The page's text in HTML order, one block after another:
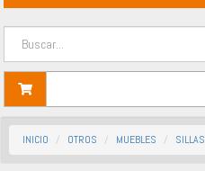
INICIO OTROS MUEBLES SILLAS